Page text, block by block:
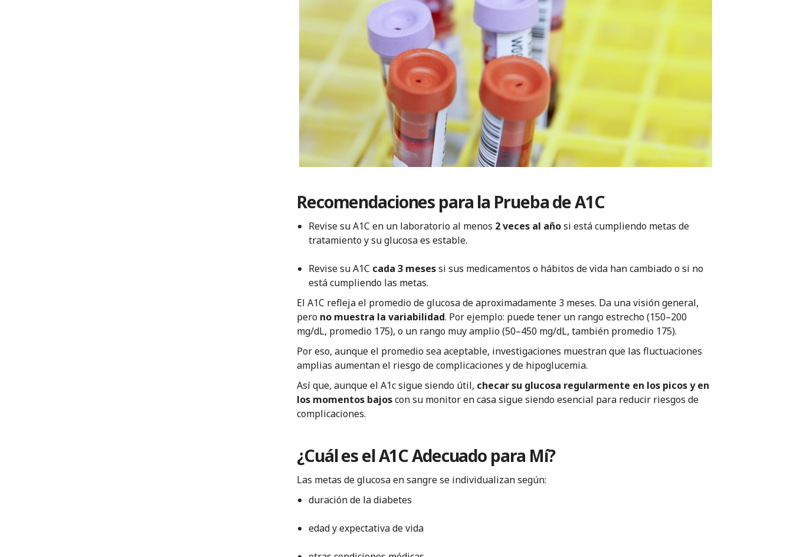
Recomendaciones para la Prueba de A1C
Revise su A1C en un laboratorio al menos 2 veces al añosi está cumpliendo metas de
tratamiento y su glucosa es estable.
Revise su A1C cada 3 mesessi sus medicamentos o hábitos de vida han cambiado o si no
está cumpliendo las metas.
El A1C refleja el promedio de glucosa de aproximadamente 3 meses. Da una visión general,
pero no muestra la variabilidad. Por ejemplo: puede tener un rango estrecho (150–200
mg/dL, promedio 175), o un rango muy amplio (50–450 mg/dL, también promedio 175).
Por eso, aunque el promedio sea aceptable, investigaciones muestran que las fluctuaciones
amplias aumentan el riesgo de complicaciones y de hipoglucemia.
Así que, aunque el A1c sigue siendo útil, checar su glucosa regularmente en los picos y en
los momentos bajoscon su monitor en casa sigue siendo esencial para reducir riesgos de
complicaciones.
¿Cuál es el A1C Adecuado para Mí?
Las metas de glucosa en sangre se individualizan según:
duración de la diabetes
edad y expectativa de vida